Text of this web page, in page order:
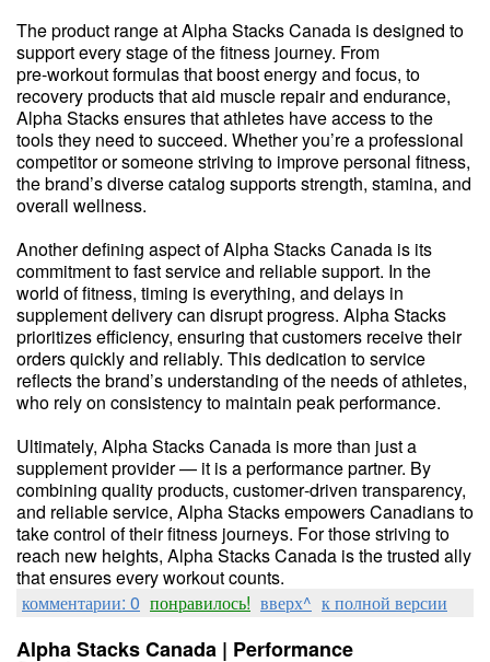
The product range at Alpha Stacks Canada is designed to
support every stage of the fitness journey. From
pre‑workout formulas that boost energy and focus, to
recovery products that aid muscle repair and endurance,
Alpha Stacks ensures that athletes have access to the
tools they need to succeed. Whether you’re a professional
competitor or someone striving to improve personal fitness,
the brand’s diverse catalog supports strength, stamina, and
overall wellness.
Another defining aspect of Alpha Stacks Canada is its
commitment to fast service and reliable support. In the
world of fitness, timing is everything, and delays in
supplement delivery can disrupt progress. Alpha Stacks
prioritizes efficiency, ensuring that customers receive their
orders quickly and reliably. This dedication to service
reflects the brand’s understanding of the needs of athletes,
who rely on consistency to maintain peak performance.
Ultimately, Alpha Stacks Canada is more than just a
supplement provider — it is a performance partner. By
combining quality products, customer‑driven transparency,
and reliable service, Alpha Stacks empowers Canadians to
take control of their fitness journeys. For those striving to
reach new heights, Alpha Stacks Canada is the trusted ally
that ensures every workout counts.
комментарии: 0 понравилось! вверх^ к полной версии
Alpha Stacks Canada | Performance